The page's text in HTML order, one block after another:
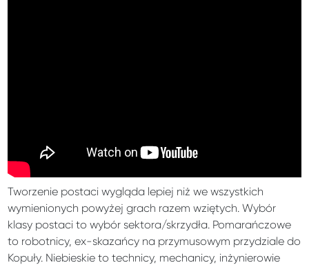
Tworzenie postaci wygląda lepiej niż we wszystkich
wymienionych powyżej grach razem wziętych. Wybór
klasy postaci to wybór sektora/skrzydła. Pomarańczowe
to robotnicy, ex-skazańcy na przymusowym przydziale do
Kopuły. Niebieskie to technicy, mechanicy, inżynierowie